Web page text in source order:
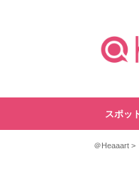
スポッ
＠Heaaart